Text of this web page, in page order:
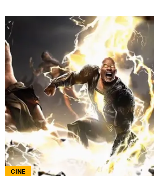
compañía perteneciente
Todos los derechos
CINE